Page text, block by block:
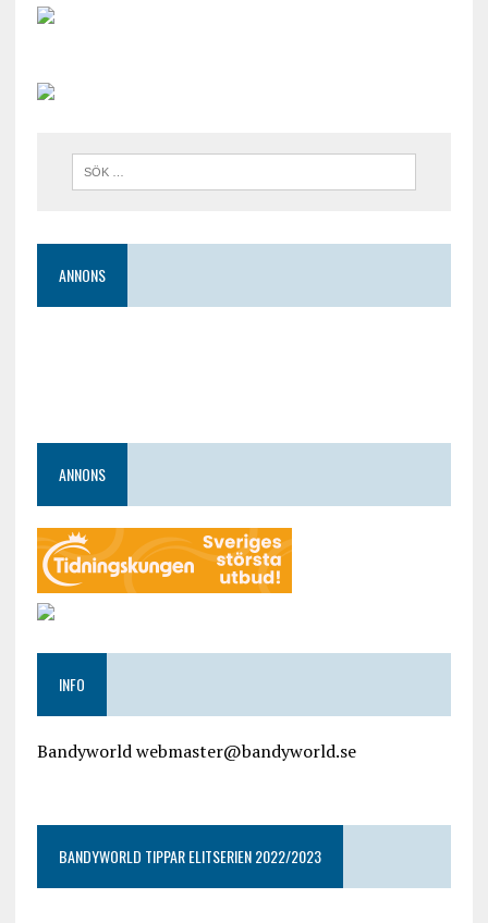
ANNONS
ANNONS
INFO
Bandyworld webmaster@bandyworld.se
BANDYWORLD TIPPAR ELITSERIEN 2022/2023